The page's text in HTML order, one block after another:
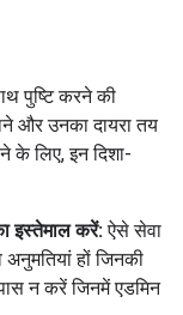
पुष्टि करने की
और उनका दायरा तय
के लिए, इन दिशा-
इस्तेमाल करें:ऐसे सेवा
हों जिनकी
न करें जिनमें एडमिन